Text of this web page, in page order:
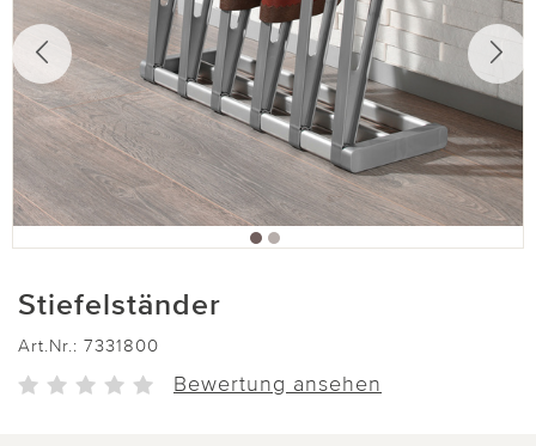
Stiefelständer
Art.Nr.: 7331800
Bewertung ansehen